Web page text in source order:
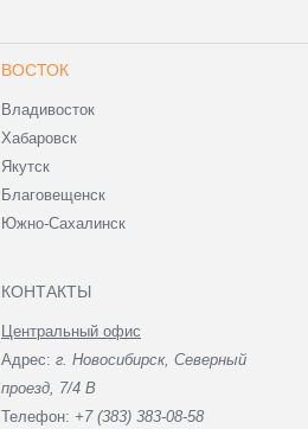
ВОСТОК
Владивосток
Хабаровск
Якутск
Благовещенск
Южно-Сахалинск
КОНТАКТЫ
Центральный офис
Адрес: г. Новосибирск, Северный
проезд, 7/4 В
Телефон: +7 (383) 383-08-58